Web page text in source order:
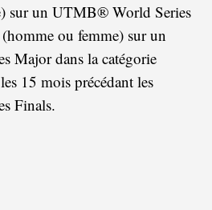
sur un UTMB® World Series
(homme ou femme) sur un
Major dans la catégorie
15 mois précédant les
Finals.